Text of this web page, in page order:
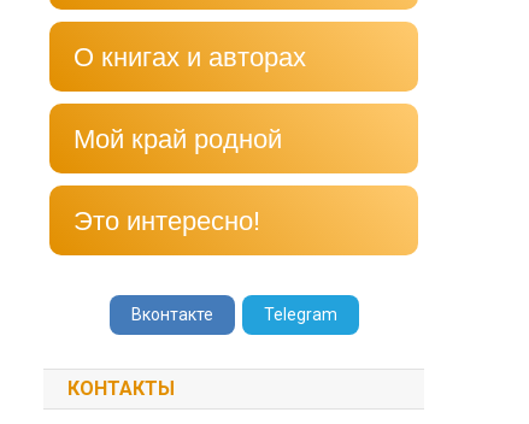
О книгах и авторах
Мой край родной
Это интересно!
Вконтакте Telegram
КОНТАКТЫ